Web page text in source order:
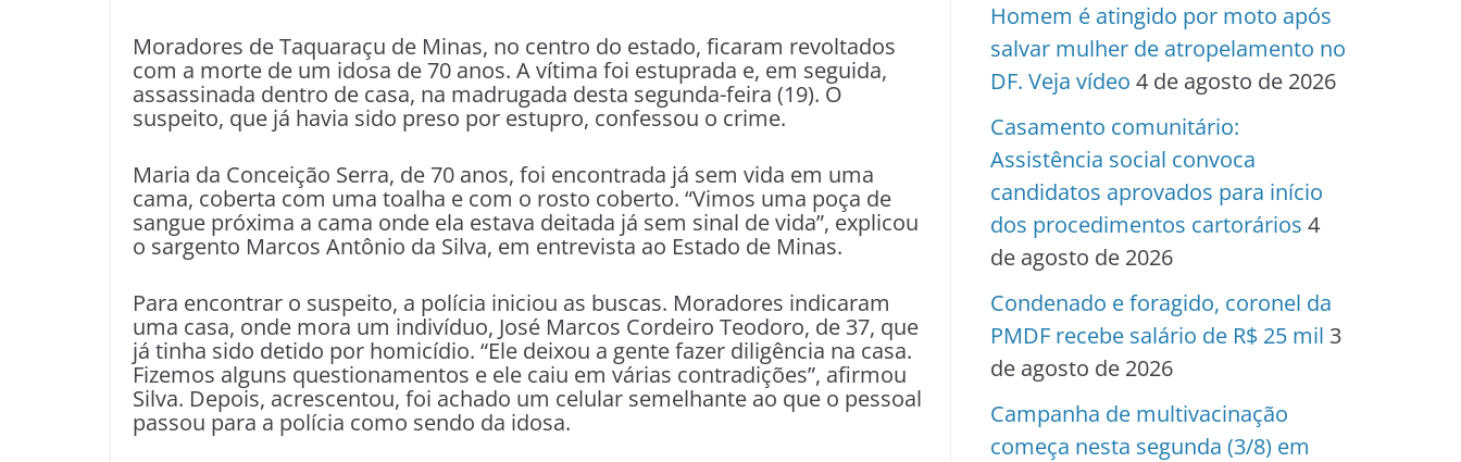
Moradores de Taquaraçu de Minas, no centro do estado, ficaram revoltados
com a morte de um idosa de 70 anos. A vítima foi estuprada e, em seguida,
assassinada dentro de casa, na madrugada desta segunda-feira (19). O
suspeito, que já havia sido preso por estupro, confessou o crime.
Maria da Conceição Serra, de 70 anos, foi encontrada já sem vida em uma
cama, coberta com uma toalha e com o rosto coberto. “Vimos uma poça de
sangue próxima a cama onde ela estava deitada já sem sinal de vida”, explicou
o sargento Marcos Antônio da Silva, em entrevista ao Estado de Minas.
Para encontrar o suspeito, a polícia iniciou as buscas. Moradores indicaram
uma casa, onde mora um indivíduo, José Marcos Cordeiro Teodoro, de 37, que
já tinha sido detido por homicídio. “Ele deixou a gente fazer diligência na casa.
Fizemos alguns questionamentos e ele caiu em várias contradições”, afirmou
Silva. Depois, acrescentou, foi achado um celular semelhante ao que o pessoal
passou para a polícia como sendo da idosa.
Homem é atingido por moto após
salvar mulher de atropelamento no
DF. Veja vídeo 4 de agosto de 2026
Casamento comunitário:
Assistência social convoca
candidatos aprovados para início
dos procedimentos cartorários 4
de agosto de 2026
Condenado e foragido, coronel da
PMDF recebe salário de R$ 25 mil 3
de agosto de 2026
Campanha de multivacinação
começa nesta segunda (3/8) em